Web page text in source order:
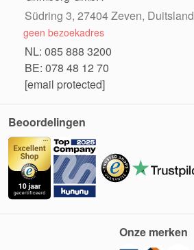
Südring 3, 27404 Zeven, Duitsland
geen bezoekadres
NL: 085 888 3200
BE: 078 48 12 70
[email protected]
Beoordelingen
Onze merken